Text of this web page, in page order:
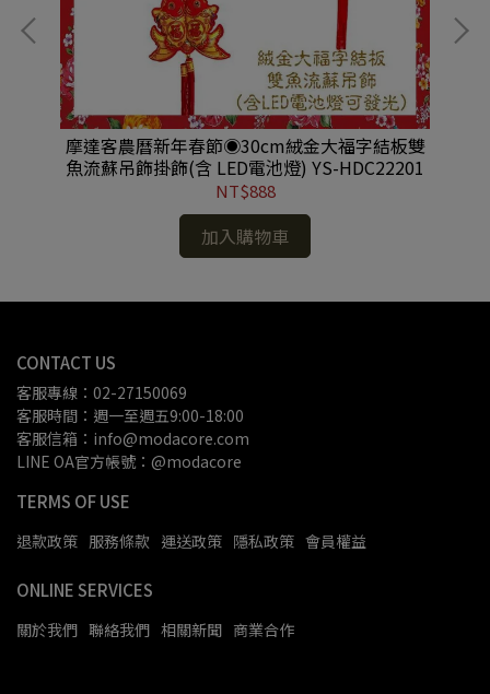
摩達客農曆新年春節◉30cm絨金大福字結板雙
魚流蘇吊飾掛飾(含 LED電池燈) YS-HDC22201
NT$888
加入購物車
CONTACT US
客服專線：02-27150069
客服時間：週一至週五9:00-18:00
客服信箱：info@modacore.com
LINE OA官方帳號：@modacore
TERMS OF USE
退款政策 服務條款 運送政策 隱私政策 會員權益
ONLINE SERVICES
關於我們 聯絡我們 相關新聞 商業合作